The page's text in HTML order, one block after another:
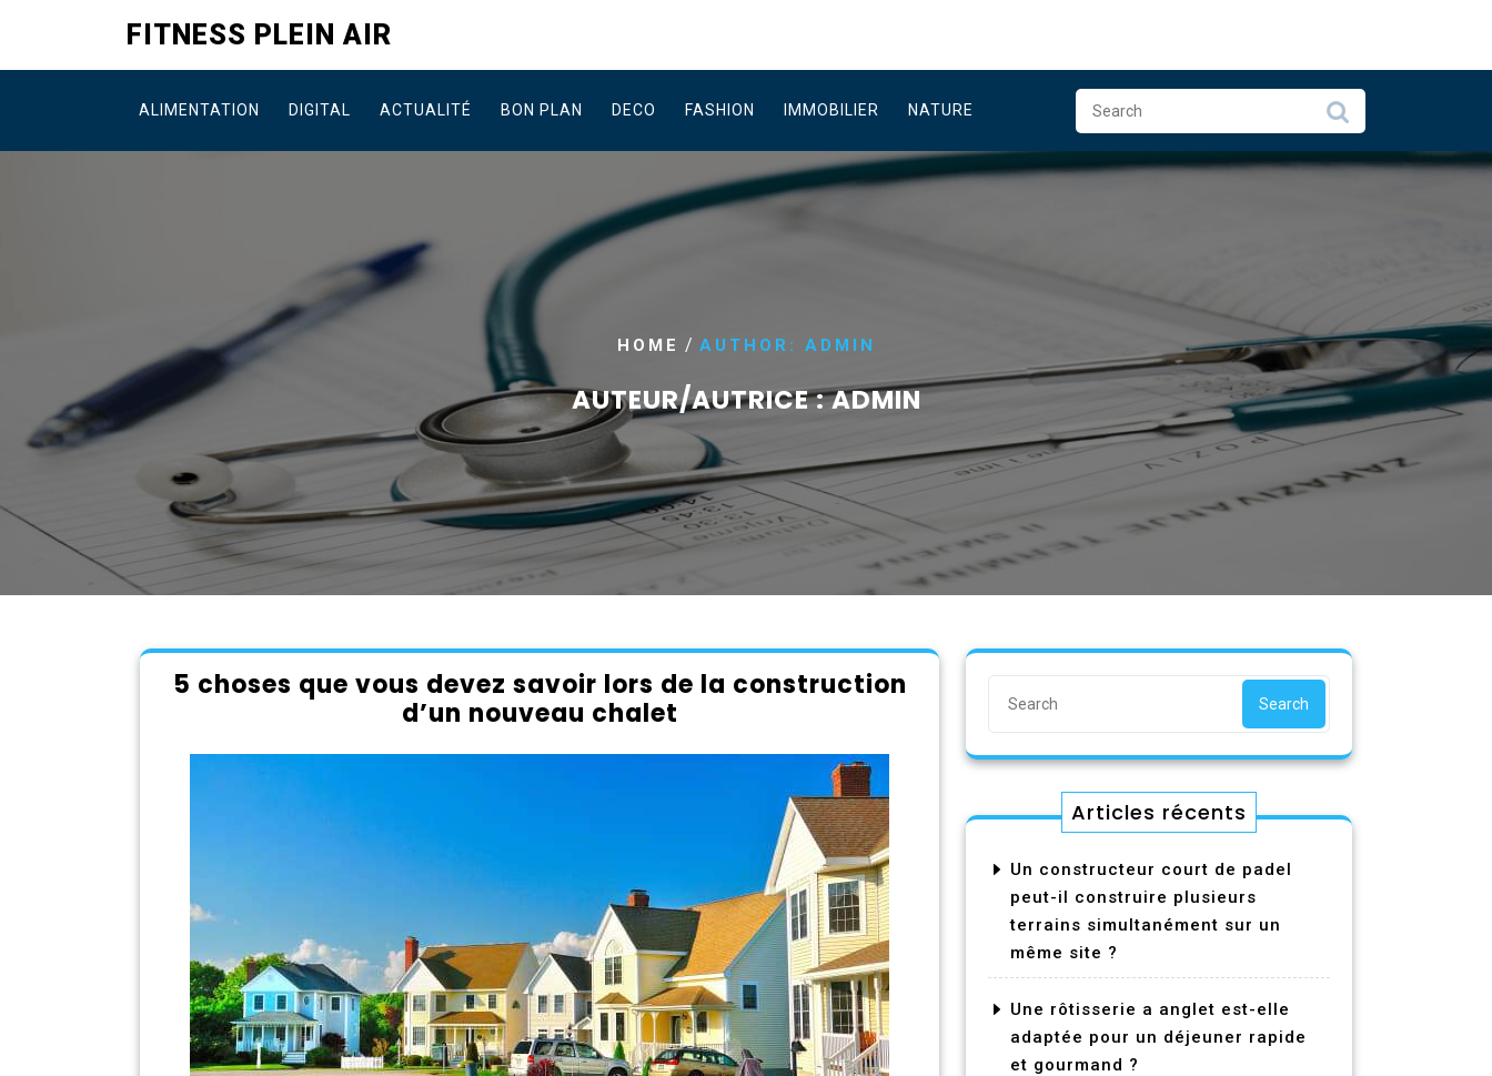
content
FITNESS PLEIN AIR
ALIMENTATION DIGITAL ACTUALITÉ BON PLAN DECO FASHION IMMOBILIER NATURE
HOME / AUTHOR: ADMIN
AUTEUR/AUTRICE :ADMIN
5 choses que vous devez savoir lors de la construction
d’un nouveau chalet
Search
Articles récents
Un constructeur court de padel
peut-il construire plusieurs
terrains simultanément sur un
même site ?
Une rôtisserie a anglet est-elle
adaptée pour un déjeuner rapide
et gourmand ?